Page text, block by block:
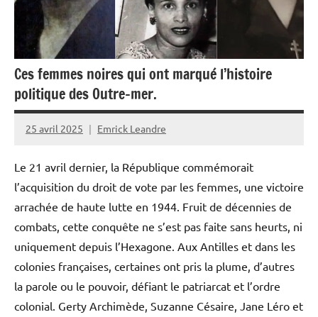
Ces femmes noires qui ont marqué l’histoire
politique des Outre-mer.
25 avril 2025 Emrick Leandre
Le 21 avril dernier, la République commémorait
l’acquisition du droit de vote par les femmes, une victoire
arrachée de haute lutte en 1944. Fruit de décennies de
combats, cette conquête ne s’est pas faite sans heurts, ni
uniquement depuis l’Hexagone. Aux Antilles et dans les
colonies françaises, certaines ont pris la plume, d’autres
la parole ou le pouvoir, défiant le patriarcat et l’ordre
colonial. Gerty Archimède, Suzanne Césaire, Jane Léro et